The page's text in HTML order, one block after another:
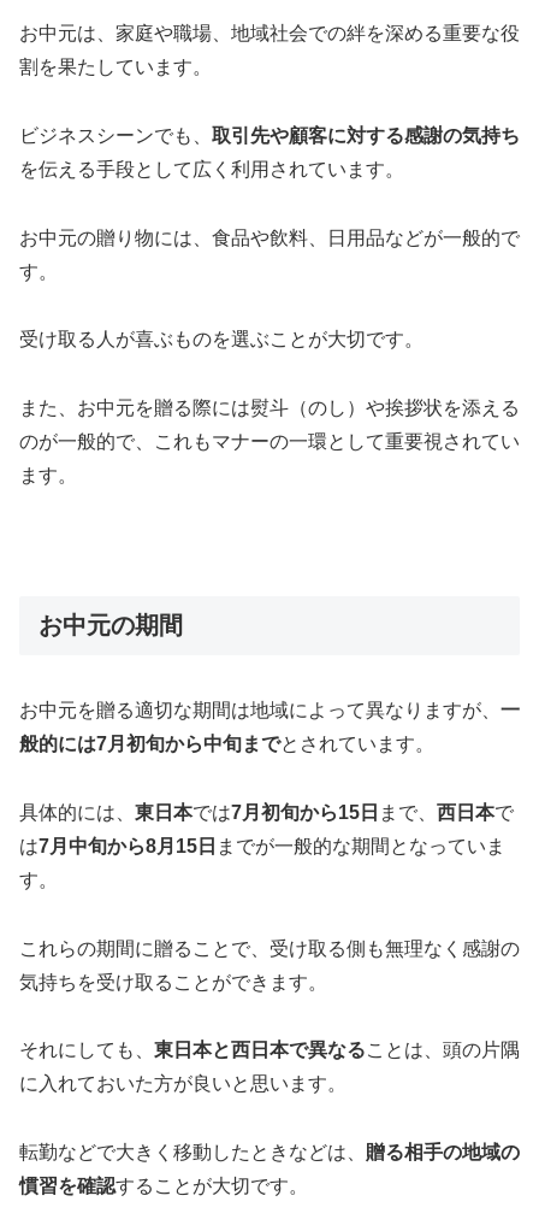
お中元は、家庭や職場、地域社会での絆を深める重要な役
割を果たしています。
ビジネスシーンでも、 取引先や顧客に対する感謝の気持ち
を伝える手段として広く利用されています。
お中元の贈り物には、食品や飲料、日用品などが一般的で
す。
受け取る人が喜ぶものを選ぶことが大切です。
また、お中元を贈る際には熨斗（のし）や挨拶状を添える
のが一般的で、これもマナーの一環として重要視されてい
ます。
お中元の期間
お中元を贈る適切な期間は地域によって異なりますが、 一
般的には7月初旬から中旬までとされています。
具体的には、 東日本では7月初旬から15日 まで、 西日本で
は7月中旬から8月15日 までが一般的な期間となっていま
す。
これらの期間に贈ることで、受け取る側も無理なく感謝の
気持ちを受け取ることができます。
それにしても、 東日本と西日本で異なることは、頭の片隅
に入れておいた方が良いと思います。
転勤などで大きく移動したときなどは、 贈る相手の地域の
慣習を確認することが大切です。